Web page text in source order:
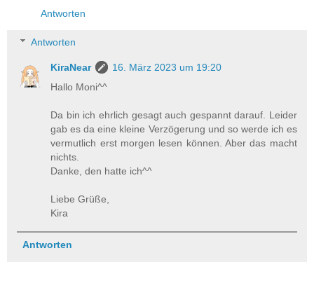
Antworten
Antworten
KiraNear
16. März 2023 um 19:20
Hallo Moni^^
Da bin ich ehrlich gesagt auch gespannt darauf. Leider
gab es da eine kleine Verzögerung und so werde ich es
vermutlich erst morgen lesen können. Aber das macht
nichts.
Danke, den hatte ich^^
Liebe Grüße,
Kira
Antworten